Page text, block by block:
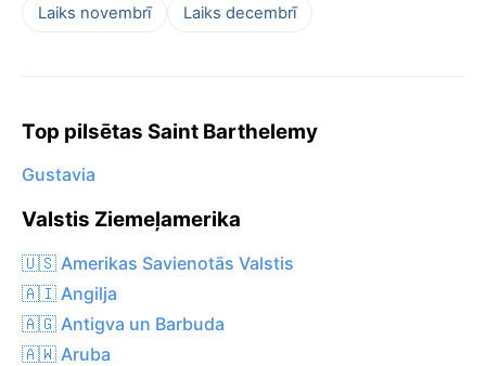
Laiks novembrī Laiks decembrī
Top pilsētas Saint Barthelemy
Gustavia
Valstis Ziemeļamerika
🇺🇸 Amerikas Savienotās Valstis
🇦🇮 Angilja
🇦🇬 Antigva un Barbuda
🇦🇼 Aruba